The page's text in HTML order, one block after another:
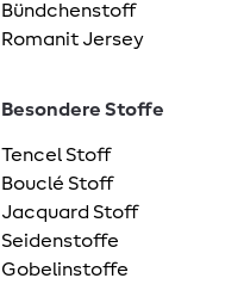
Bündchenstoff
Romanit Jersey
Besondere Stoffe
Tencel Stoff
Bouclé Stoff
Jacquard Stoff
Seidenstoffe
Gobelinstoffe